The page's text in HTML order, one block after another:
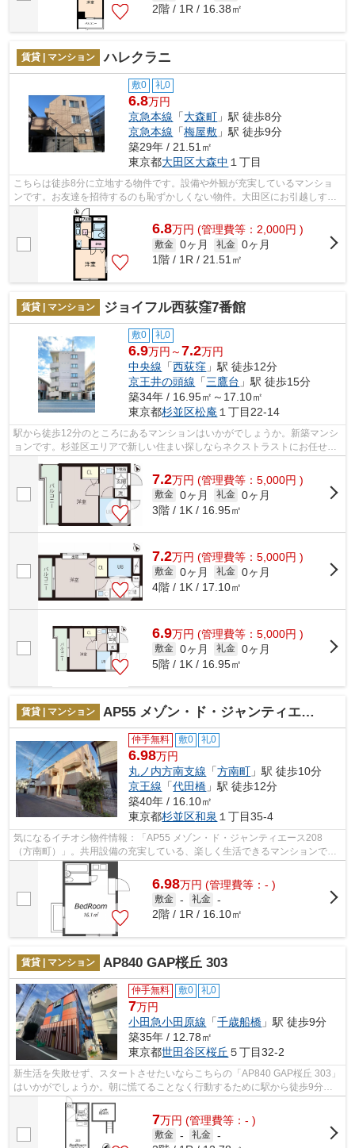
2階 / 1R / 16.38㎡
賃貸 | マンション ハレクラニ
敷0 礼0
6.8万円
京急本線 「大森町 」駅 徒歩8分
京急本線 「梅屋敷 」駅 徒歩9分
築29年 / 21.51㎡
東京都大田区大森中 １丁目
こちらは徒歩8分に立地する物件です。設備や外観が充実しているマンショ
ンです。お友達を招待するのも恥ずかしくない物件。大田区にお引越しする
なら、大森町周辺のネクストラストお勧...
6.8万円 (管理費等：2,000円 )
敷金 0ヶ月 礼金 0ヶ月
1階 / 1R / 21.51㎡
賃貸 | マンション ジョイフル西荻窪7番館
敷0 礼0
6.9万円～7.2万円
中央線 「西荻窪 」駅 徒歩12分
京王井の頭線 「三鷹台 」駅 徒歩15分
築34年 / 16.95㎡～17.10㎡
東京都杉並区松庵 １丁目22-14
駅から徒歩12分のところにあるマンションはいかがでしょうか。新築マンシ
ョンです。杉並区エリアで新しい住まい探しならネクストラストにお任せ下
7.2万円 (管理費等：5,000円 )
敷金 0ヶ月 礼金 0ヶ月
3階 / 1K / 16.95㎡
7.2万円 (管理費等：5,000円 )
敷金 0ヶ月 礼金 0ヶ月
4階 / 1K / 17.10㎡
6.9万円 (管理費等：5,000円 )
敷金 0ヶ月 礼金 0ヶ月
5階 / 1K / 16.95㎡
賃貸 | マンション AP55 メゾン・ド・ジャンティエース208 （方南町）
仲手無料 敷0 礼0
6.98万円
丸ノ内方南支線 「方南町 」駅 徒歩10分
京王線 「代田橋 」駅 徒歩12分
築40年 / 16.10㎡
東京都杉並区和泉 １丁目35-4
気になるイチオシ物件情報：「AP55 メゾン・ド・ジャンティエース208
（方南町）」。共用設備の充実している、楽しく生活できるマンションで
す。駅まで徒歩10分なので、アクセスの良い...
6.98万円 (管理費等：- )
敷金 - 礼金 -
2階 / 1R / 16.10㎡
賃貸 | マンション AP840 GAP桜丘 303
仲手無料 敷0 礼0
7万円
小田急小田原線 「千歳船橋 」駅 徒歩9分
築35年 / 12.78㎡
東京都世田谷区桜丘 ５丁目32-2
新生活を失敗せず、スタートさせたいならこちらの「AP840 GAP桜丘 303」
はいかがでしょうか。朝に慌てることなく行動するために駅から徒歩9分の
駅近マンションはいかがでしょうか。外...
7万円 (管理費等：- )
敷金 - 礼金 -